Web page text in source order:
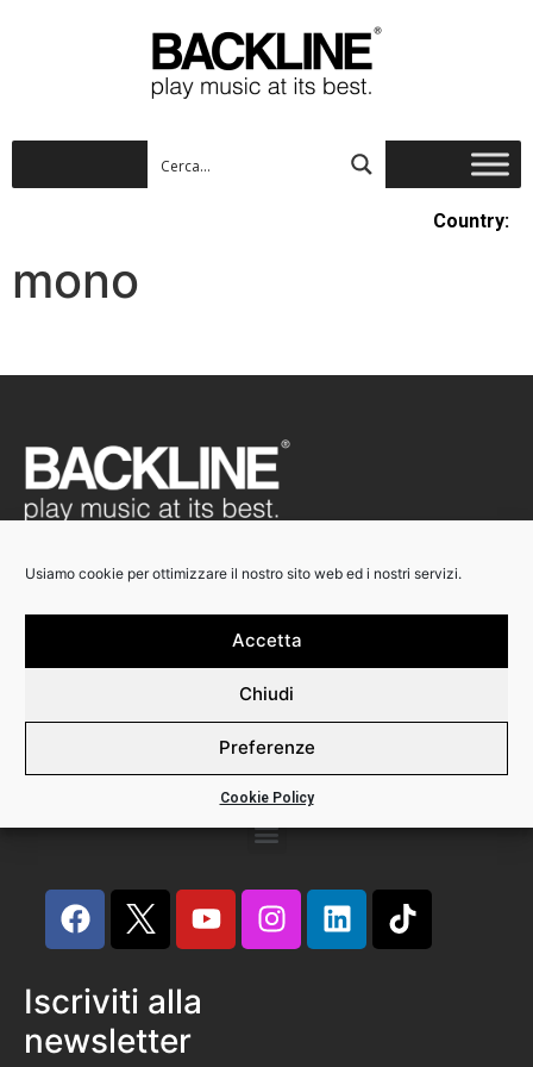
Usiamo cookie per ottimizzare il nostro sito web ed i nostri servizi.
Accetta
Chiudi
Preferenze
Cookie Policy
Country:
mono
Backline Srl
Via Calabria 3
Phone +39 02 82396445
Iscriviti alla
newsletter